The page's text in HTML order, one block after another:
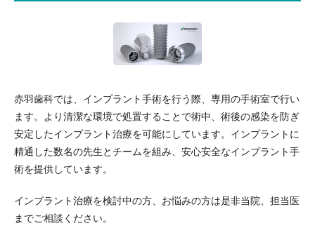
赤羽歯科では、インプラント手術を行う際、専用の手術室で行い
ます。より清潔な環境で処置することで術中、術後の感染を防ぎ
安定したインプラント治療を可能にしています。インプラントに
精通した数名の先生とチームを組み、安心安全なインプラント手
術を提供しています。
インプラント治療を検討中の方、お悩みの方は是非当院、担当医
までご相談ください。